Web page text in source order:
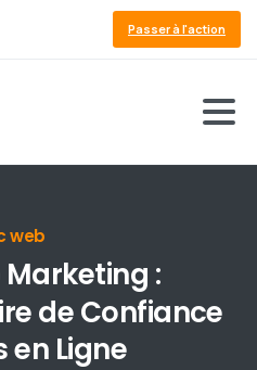
Passer à l'action
Marketing :
deConfiance
en Ligne